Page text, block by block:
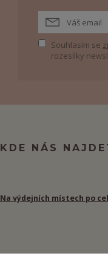
Souhlasím se
rozesílky
KDE NÁS
Na výdejních místech po